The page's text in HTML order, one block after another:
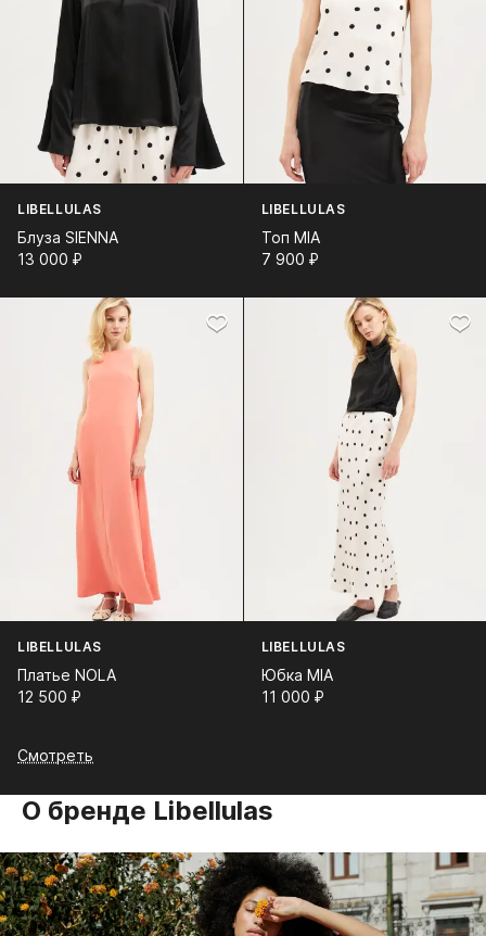
LIBELLULAS
Блуза SIENNA
13 000⁠ ⁠₽
LIBELLULAS
Топ MIA
7 900⁠ ⁠₽
LIBELLULAS
Платье NOLA
12 500⁠ ⁠₽
LIBELLULAS
Юбка MIA
11 000⁠ ⁠₽
Смотреть
О бренде Libellulas